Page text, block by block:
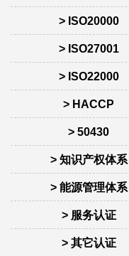
> ISO20000
> ISO27001
> ISO22000
> HACCP
> 50430
> 知识产权体系
> 能源管理体系
> 服务认证
> 其它认证